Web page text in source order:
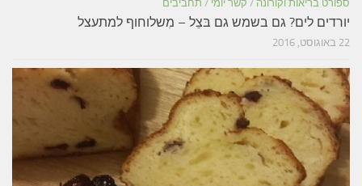
ספורט בריאות וקורונה / קשר יומי / תחביבים
יורדים לים? גם בשמש גם בּצֵל – מִשלוחוף למתעצל
22 באוגוסט, 2016